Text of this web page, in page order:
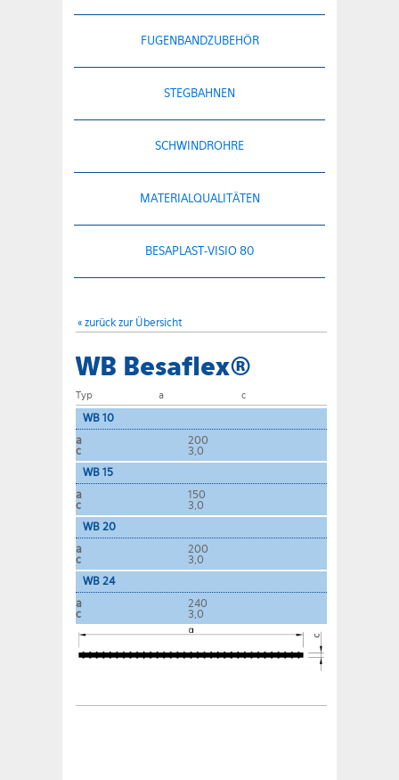
FUGENBANDZUBEHÖR
STEGBAHNEN
SCHWINDROHRE
MATERIALQUALITÄTEN
BESAPLAST-VISIO 80
« zurück zur Übersicht
WB Besaflex®
Typ a c
WB 10
a
200
c
3,0
WB 15
a
150
c
3,0
WB 20
a
200
c
3,0
WB 24
a
240
c
3,0